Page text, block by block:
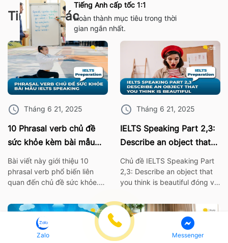
Tiếng Anh cấp tốc 1:1
Hoàn thành mục tiêu trong thời
gian ngắn nhất.
Tin tức khác
Tháng 6 21, 2025
10 Phrasal verb chủ đề
sức khỏe kèm bài mẫu
IELTS Speaking
Bài viết này giới thiệu 10
phrasal verb phổ biến liên
quan đến chủ đề sức khỏe.
giúp bạn mở rộng vốn từ
vựng mà còn rất hữu ích khi
áp dụng trong bài thi nói
IELTS Speaking. I. 10 Phrasal
Tháng 6 21, 2025
IELTS Speaking Part 2,3:
Describe an object that
you think is beautiful
Chủ đề IELTS Speaking Part
2,3: Describe an object that
you think is beautiful đóng vai
IELTS. Vì thế hãy cùng ISE tìm
hiểu các từ vựng thông dụng
nhất, cùng với bài mẫu về chủ
đề này nhé! 1. Bài mẫu IELTS
Zalo Messenger